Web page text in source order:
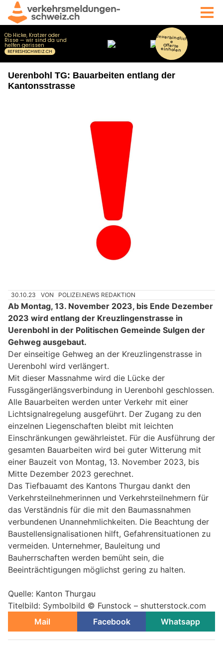
Uerenbohl TG: Bauarbeiten entlang der
Kantonsstrasse
30.10.23 VON POLIZEI.NEWS REDAKTION
Ab Montag, 13. November 2023, bis Ende Dezember
2023 wird entlang der Kreuzlingenstrasse in
Uerenbohl in der Politischen Gemeinde Sulgen der
Gehweg ausgebaut.
Der einseitige Gehweg an der Kreuzlingenstrasse in
Uerenbohl wird verlängert.
Mit dieser Massnahme wird die Lücke der
Fussgängerlängsverbindung in Uerenbohl geschlossen.
Alle Bauarbeiten werden unter Verkehr mit einer
Lichtsignalregelung ausgeführt. Der Zugang zu den
einzelnen Liegenschaften bleibt mit leichten
Einschränkungen gewährleistet. Für die Ausführung der
gesamten Bauarbeiten wird bei guter Witterung mit
einer Bauzeit von Montag, 13. November 2023, bis
Mitte Dezember 2023 gerechnet.
Das Tiefbauamt des Kantons Thurgau dankt den
Verkehrsteilnehmerinnen und Verkehrsteilnehmern für
das Verständnis für die mit den Baumassnahmen
verbundenen Unannehmlichkeiten. Die Beachtung der
Baustellensignalisationen hilft, Gefahrensituationen zu
vermeiden. Unternehmer, Bauleitung und
Bauherrschaften werden bemüht sein, die
Beeinträchtigungen möglichst gering zu halten.
Quelle: Kanton Thurgau
Titelbild: Symbolbild © Funstock – shutterstock.com
Mail
Facebook Whatsapp